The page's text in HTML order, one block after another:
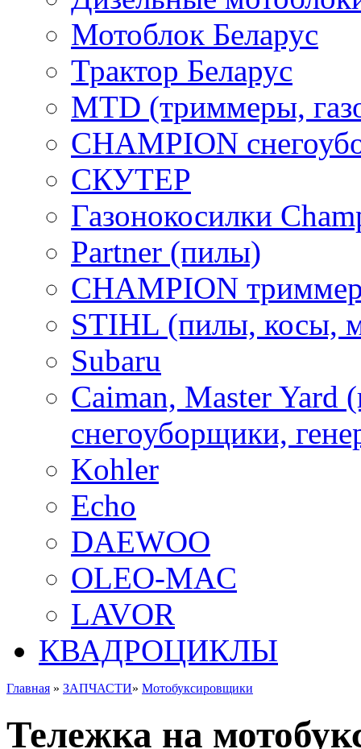
Мотоблок Беларус
Трактор Беларус
MTD (триммеры,
CHAMPION
СКУТЕР
Газонокосилки
Partner (пилы)
CHAMPION
STIHL (пилы, косы,
Subaru
Caiman, Master Yard
снегоуборщики,
Kohler
Echo
DAEWOO
OLEO-MAC
LAVOR
КВАДРОЦИКЛЫ
Главная » ЗАПЧАСТИ» Мотобуксировщики
Тележка на